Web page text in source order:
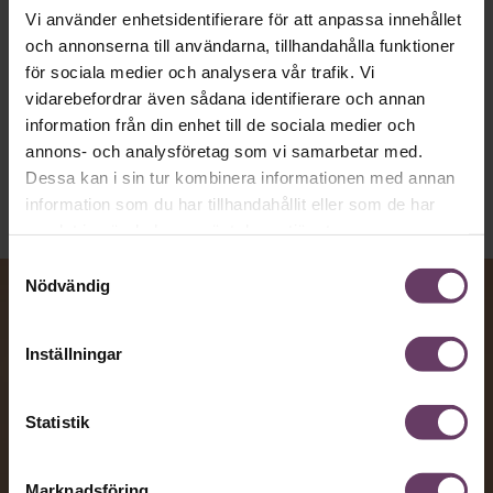
Vi använder enhetsidentifierare för att anpassa innehållet
och annonserna till användarna, tillhandahålla funktioner
för sociala medier och analysera vår trafik. Vi
vidarebefordrar även sådana identifierare och annan
information från din enhet till de sociala medier och
annons- och analysföretag som vi samarbetar med.
Dessa kan i sin tur kombinera informationen med annan
information som du har tillhandahållit eller som de har
Samtyckesval
Nödvändig
Inställningar
Statistik
toppcheferna?
Kommunikation
Text:
Fredrik Kullberg
Publicerad2026-08-07